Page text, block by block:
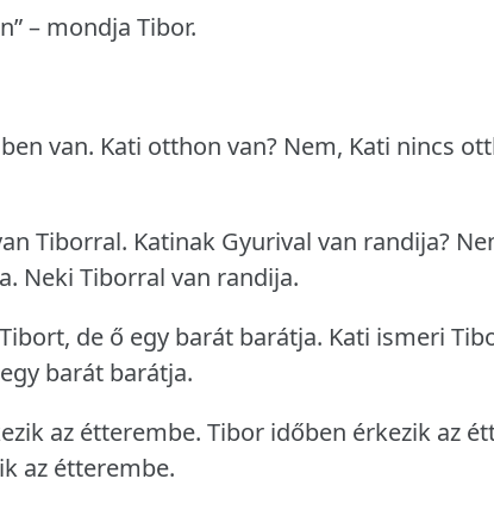
– mondja Tibor.
van. Kati otthon van? Nem, Kati nincs
Tiborral. Katinak Gyurival van randija?
Neki Tiborral van randija.
de ő egy barát barátja. Kati ismeri
barát barátja.
az étterembe. Tibor időben érkezik az
az étterembe.